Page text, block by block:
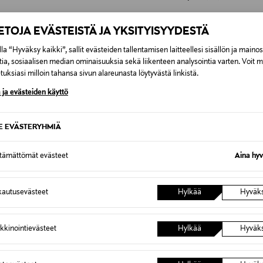
EVÄSTEISTÄ JA YKSITYISYYDESTÄ
“Hyväksy kaikki”, sallit evästeiden tallentamisen laitteellesi sisällön ja
sosiaalisen median ominaisuuksia sekä liikenteen analysointia varten. Voit
milloin tahansa sivun alareunasta löytyvästä linkistä.
ja evästeiden käyttö
EVÄSTERYHMIÄ
evästeet Aina
Hylkää
Hylkää
https://
7,90 €–50,00 € kuljetusyhtiöstä ja
Alk. 6,90 €, kun toimitus on
tilaukseesi. Voit palauttaa tilaamasi tuotteen 30 vuorokauden
palauttaa avaamattomissa alkuperäispakkauksissaan ja
NÄISTÄ